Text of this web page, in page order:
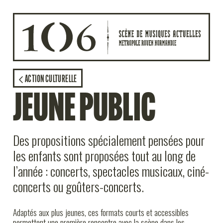
ACTION CULTURELLE
JEUNE PUBLIC
Des propositions spécialement pensées pour
les enfants sont proposées tout au long de
l’année : concerts, spectacles musicaux, ciné-
concerts ou goûters-concerts.
Adaptés aux plus jeunes, ces formats courts et accessibles
AGENDA
ACTION CULTURELLE
STUDIOS
LE MAG
LE 106